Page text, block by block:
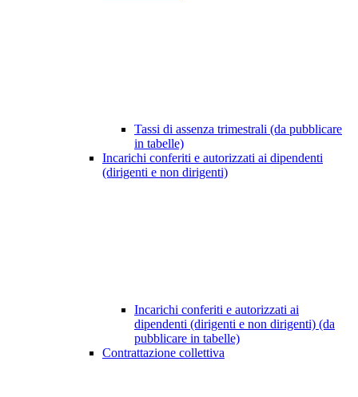
Tassi di assenza trimestrali (da pubblicare
in tabelle)
Incarichi conferiti e autorizzati ai dipendenti
(dirigenti e non dirigenti)
Incarichi conferiti e autorizzati ai
dipendenti (dirigenti e non dirigenti) (da
pubblicare in tabelle)
Contrattazione collettiva